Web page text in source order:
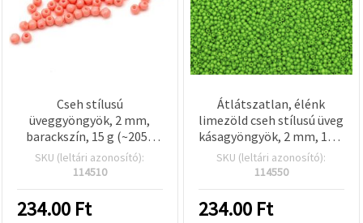
hirdetéseket
jelenítsünk
meg,
beleértve
Az "Összes
elfogadása"
gombra
kattintva
Cseh stílusú
üveggyöngyök, 2 mm,
barackszín, 15 g (~2050
db) - ideális
ékszerkészítéshez és
SKU (leltári azonosító):
114510
234.00 Ft
Átlátszatlan, élénk
limezöld cseh stílusú üveg
kásagyöngyök, 2 mm, 15 g
(~2050 db) –
ékszerkészítéshez és
SKU (leltári azonosító):
114550
234.00 Ft